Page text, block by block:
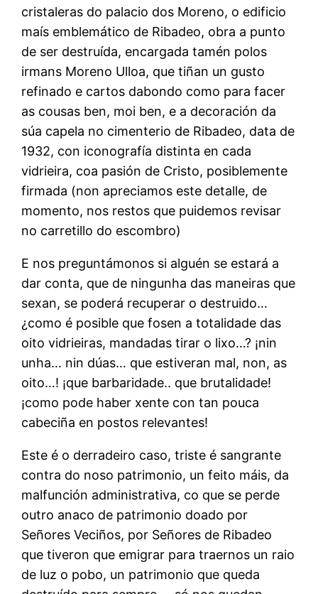
cristaleras do palacio dos Moreno, o edificio
maís emblemático de Ribadeo, obra a punto
de ser destruída, encargada tamén polos
irmans Moreno Ulloa, que tiñan un gusto
refinado e cartos dabondo como para facer
as cousas ben, moi ben, e a decoración da
súa capela no cimenterio de Ribadeo, data de
1932, con iconografía distinta en cada
vidrieira, coa pasión de Cristo, posiblemente
firmada (non apreciamos este detalle, de
momento, nos restos que puidemos revisar
no carretillo do escombro)
E nos preguntámonos si alguén se estará a
dar conta, que de ningunha das maneiras que
sexan, se poderá recuperar o destruido…
¿como é posible que fosen a totalidade das
oito vidrieiras, mandadas tirar o lixo…? ¡nin
unha… nin dúas… que estiveran mal, non, as
oito…! ¡que barbaridade.. que brutalidade!
¡como pode haber xente con tan pouca
cabeciña en postos relevantes!
Este é o derradeiro caso, triste é sangrante
contra do noso patrimonio, un feito máis, da
malfunción administrativa, co que se perde
outro anaco de patrimonio doado por
Señores Veciños, por Señores de Ribadeo
que tiveron que emigrar para traernos un raio
de luz o pobo, un patrimonio que queda